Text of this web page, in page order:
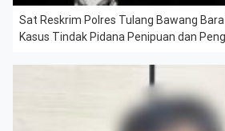
Sat Reskrim Polres Tulang Bawang
Kasus Tindak Pidana Penipuan dan